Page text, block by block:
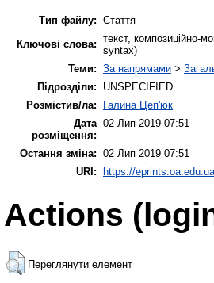
Тип файлу: Стаття
Ключові слова: текст, композиційно-
syntax)
Теми: За напрямами >
Підрозділи:
UNSPECIFIED
Розмістив/ла:
Галина Цеп'юк
Дата
розміщення:
02 Лип 2019 07:51
Остання зміна: 02 Лип 2019 07:51
URI: https://
Actions
Переглянути елемент